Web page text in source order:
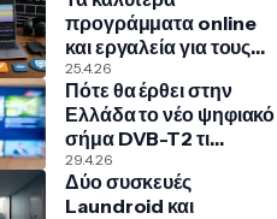
προγράμματα online
και εργαλεία για τους
δικούς σας υπότιτλους
25.4.26
Πότε θα έρθει στην
Ελλάδα το νέο ψηφιακό
σήμα DVB-T2 τι
σημαίνει για την
τηλεόρασή σου
29.4.26
Δύο συσκευές
Laundroid και